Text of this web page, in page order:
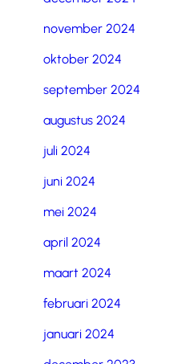
november 2024
oktober 2024
september 2024
augustus 2024
juli 2024
juni 2024
mei 2024
april 2024
maart 2024
februari 2024
januari 2024